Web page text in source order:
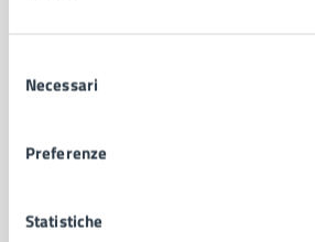
delNecessari
Preferenze
Statistiche
Politici
Intranet, posta aziendale e protocollo